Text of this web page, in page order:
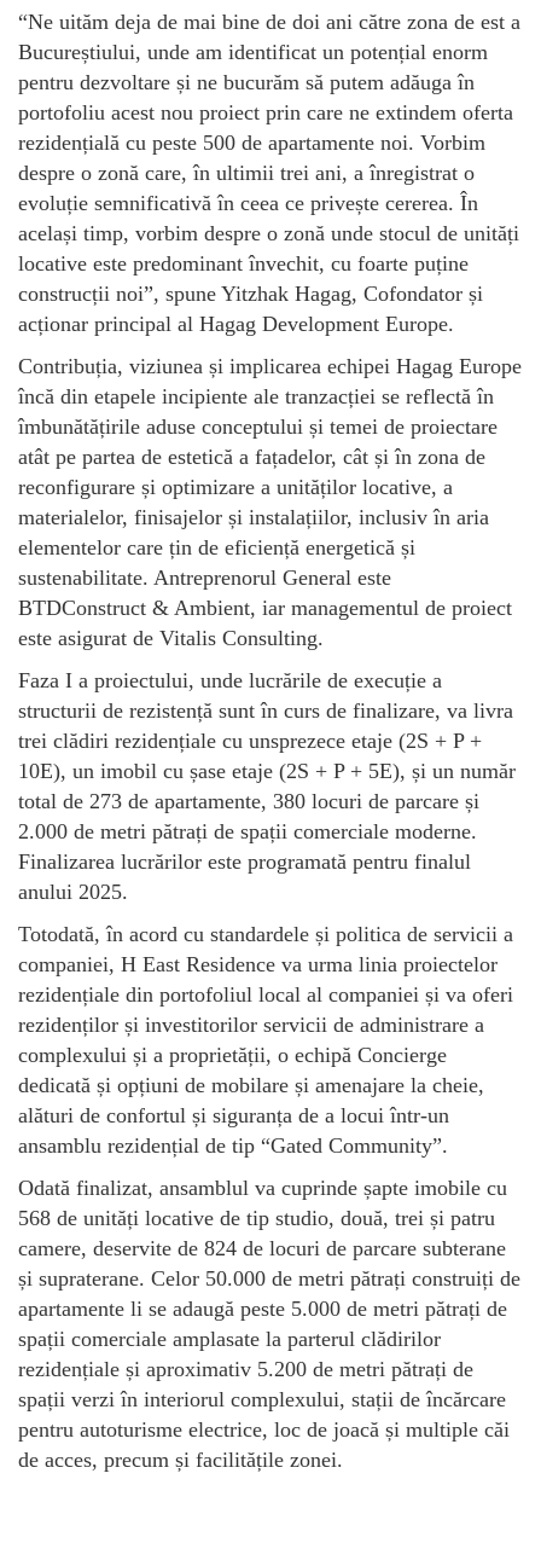
“Ne uităm deja de mai bine de doi ani către zona de est a
Bucureștiului, unde am identificat un potențial enorm
pentru dezvoltare și ne bucurăm să putem adăuga în
portofoliu acest nou proiect prin care ne extindem oferta
rezidențială cu peste 500 de apartamente noi. Vorbim
despre o zonă care, în ultimii trei ani, a înregistrat o
evoluție semnificativă în ceea ce privește cererea. În
același timp, vorbim despre o zonă unde stocul de unități
locative este predominant învechit, cu foarte puține
construcții noi”, spune Yitzhak Hagag, Cofondator și
acționar principal al Hagag Development Europe.
Contribuția, viziunea și implicarea echipei Hagag Europe
încă din etapele incipiente ale tranzacției se reflectă în
îmbunătățirile aduse conceptului și temei de proiectare
atât pe partea de estetică a fațadelor, cât și în zona de
reconfigurare și optimizare a unităților locative, a
materialelor, finisajelor și instalațiilor, inclusiv în aria
elementelor care țin de eficiență energetică și
sustenabilitate. Antreprenorul General este
BTDConstruct & Ambient, iar managementul de proiect
este asigurat de Vitalis Consulting.
Faza I a proiectului, unde lucrările de execuție a
structurii de rezistență sunt în curs de finalizare, va livra
trei clădiri rezidențiale cu unsprezece etaje (2S + P +
10E), un imobil cu șase etaje (2S + P + 5E), și un număr
total de 273 de apartamente, 380 locuri de parcare și
2.000 de metri pătrați de spații comerciale moderne.
Finalizarea lucrărilor este programată pentru finalul
anului 2025.
Totodată, în acord cu standardele și politica de servicii a
companiei, H East Residence va urma linia proiectelor
rezidențiale din portofoliul local al companiei și va oferi
rezidenților și investitorilor servicii de administrare a
complexului și a proprietății, o echipă Concierge
dedicată și opțiuni de mobilare și amenajare la cheie,
alături de confortul și siguranța de a locui într-un
ansamblu rezidențial de tip “Gated Community”.
Odată finalizat, ansamblul va cuprinde șapte imobile cu
568 de unități locative de tip studio, două, trei și patru
camere, deservite de 824 de locuri de parcare subterane
și supraterane. Celor 50.000 de metri pătrați construiți de
apartamente li se adaugă peste 5.000 de metri pătrați de
spații comerciale amplasate la parterul clădirilor
rezidențiale și aproximativ 5.200 de metri pătrați de
spații verzi în interiorul complexului, stații de încărcare
pentru autoturisme electrice, loc de joacă și multiple căi
de acces, precum și facilitățile zonei.